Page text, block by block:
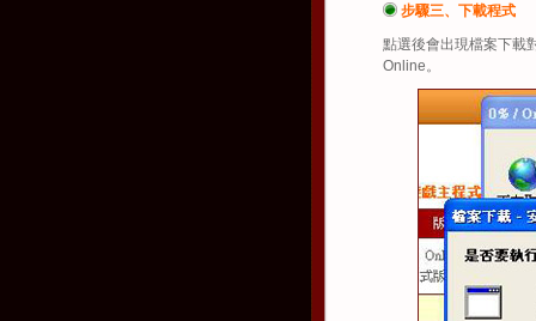
步驟三、下載程式
點選後會出現檔案下載
Online。